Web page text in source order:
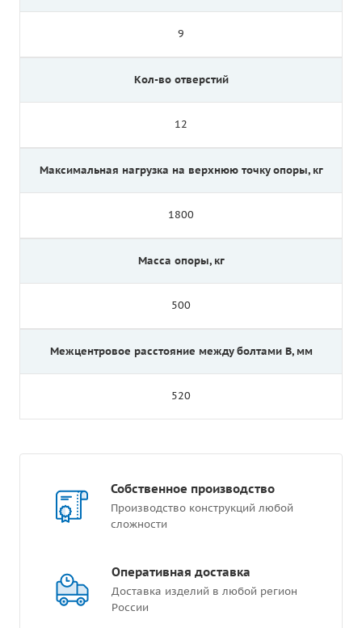
9
Кол-во отверстий
12
Максимальная нагрузка на верхнюю точку опоры, кг
1800
Масса опоры, кг
500
Межцентровое расстояние между болтами B, мм
520
Собственное производство
Производство конструкций любой
сложности
Оперативная доставка
Доставка изделий в любой регион
России